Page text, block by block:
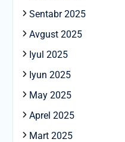
Sentabr 2025
Avgust 2025
Iyul 2025
Iyun 2025
May 2025
Aprel 2025
Mart 2025